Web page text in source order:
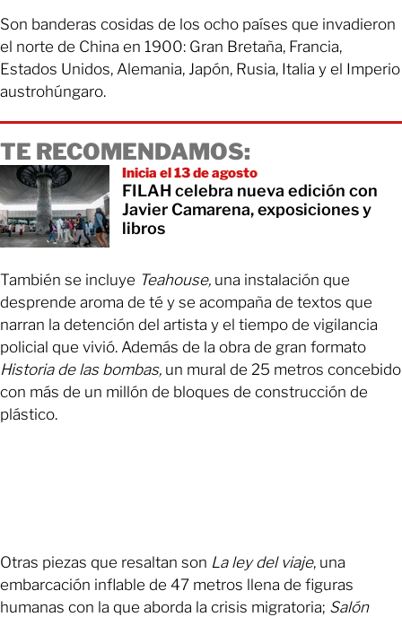
Son banderas cosidas de los ocho países que invadieron
el norte de China en 1900: Gran Bretaña, Francia,
Estados Unidos, Alemania, Japón, Rusia, Italia y el Imperio
austrohúngaro.
TE RECOMENDAMOS:
Inicia el 13 de agosto
FILAH celebra nueva edición con
Javier Camarena, exposiciones y
libros
También se incluye Teahouse, una instalación que
desprende aroma de té y se acompaña de textos que
narran la detención del artista y el tiempo de vigilancia
policial que vivió. Además de la obra de gran formato
Historia de las bombas, un mural de 25 metros concebido
con más de un millón de bloques de construcción de
plástico.
Otras piezas que resaltan son La ley del viaje, una
embarcación inflable de 47 metros llena de figuras
humanas con la que aborda la crisis migratoria; Salón